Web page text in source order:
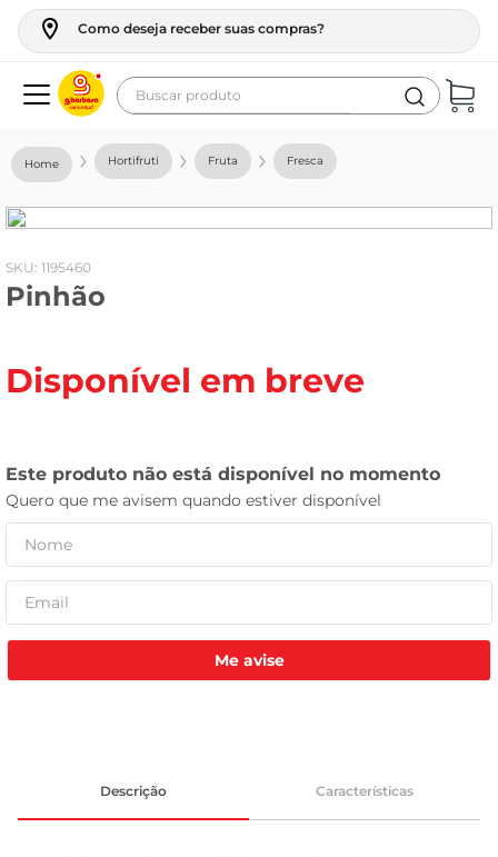
Como deseja receber suas compras?
Buscar produto
Hortifruti Fruta Fresca
: 1195460
Pinhão
Disponível em breve
Me avise
Descrição Características
geladeira
fogao
café
frango
tv